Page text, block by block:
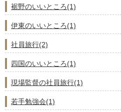
裾野のいいところ(1)
伊東のいいところ(1)
社員旅行(2)
四国のいいところ(1)
現場監督の社員旅行(1)
若手勉強会(1)